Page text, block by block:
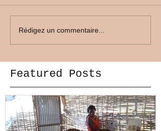
Rédigez un commentaire...
Featured Posts